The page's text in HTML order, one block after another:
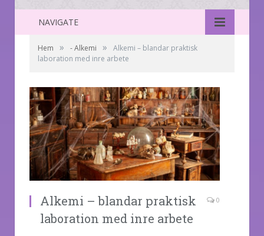
NAVIGATE
Hem » - Alkemi »
Alkemi – blandar praktisk
laboration med inre arbete
Alkemi – blandar praktisk
laboration med inre arbete
0